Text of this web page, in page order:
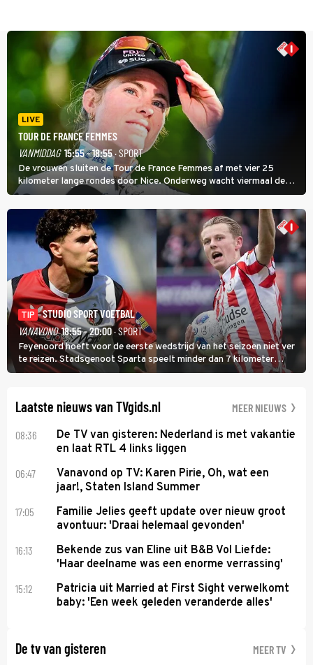
LIVE
TOUR DE FRANCE FEMMES
VANMIDDAG 15:55 - 18:55· SPORT
De vrouwen sluiten de Tour de France Femmes af met vier 25
kilometer lange rondes door Nice. Onderweg wacht viermaal de
zware Col d'Èze. Aan de finish op de Promenade des Anglais krijgt
de eindwinnaar de laatste gele trui.
TIP
STUDIO SPORT VOETBAL
VANAVOND 18:55 - 20:00· SPORT
Feyenoord hoeft voor de eerste wedstrijd van het seizoen niet ver
te reizen. Stadsgenoot Sparta speelt minder dan 7 kilometer
verderop. Feyenoord trok de Spaanse spits Nacho Ferri aan van
Laatste nieuws van TVgids.nl MEER NIEUWS
08:36
De TV van gisteren: Nederland is met vakantie
en laat RTL 4 links liggen
06:47
Vanavond op TV: Karen Pirie, Oh, wat een
jaar!, Staten Island Summer
17:05
Familie Jelies geeft update over nieuw groot
avontuur: 'Draai helemaal gevonden'
16:13
Bekende zus van Eline uit B&B Vol Liefde:
'Haar deelname was een enorme verrassing'
15:12
Patricia uit Married at First Sight verwelkomt
baby: 'Een week geleden veranderde alles'
De tv van gisteren MEER TV